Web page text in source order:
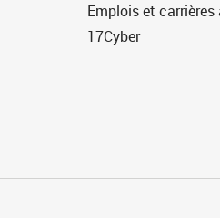
Emplois et
17Cyber